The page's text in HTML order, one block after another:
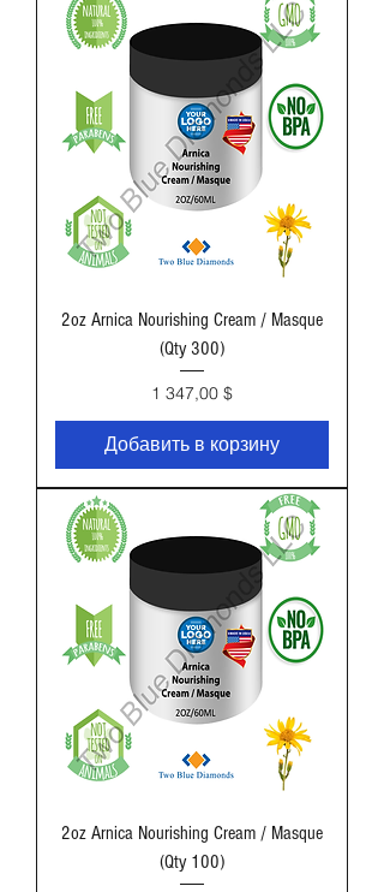
2oz Arnica Nourishing Cream / Masque
(Qty 300)
Цена
1 347,00 $
Добавить в корзину
2oz Arnica Nourishing Cream / Masque
(Qty 100)